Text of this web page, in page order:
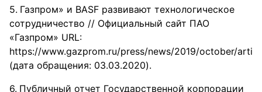
Газпром» и BASF развивают технологическое
сотрудничество // Официальный сайт ПАО
«Газпром» URL:
https://www.gazprom.ru/press/news/2019/october/
(дата обращения: 03.03.2020).
Публичный отчет Государственной корпорации